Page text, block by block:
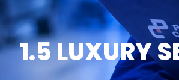
1.5 LUXURY